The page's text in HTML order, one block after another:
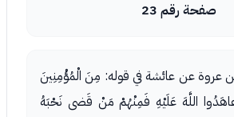
صفحة رقم 23
عن عائشة في قوله: مِنَ الْمُؤْمِنِينَ
اللَّهَ عَلَيْهِ فَمِنْهُمْ مَنْ قَضى نَحْبَهُ